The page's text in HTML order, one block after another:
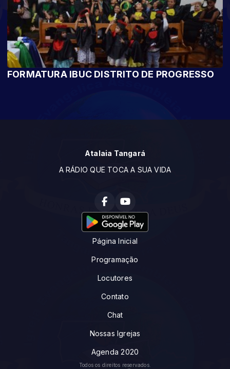
FORMATURA IBUC DISTRITO DE PROGRESSO
Atalaia Tangará
A RÁDIO QUE TOCA A SUA VIDA
Página Inicial
Programação
Locutores
Contato
Chat
Nossas Igrejas
Agenda 2020
Todos os direitos reservados.